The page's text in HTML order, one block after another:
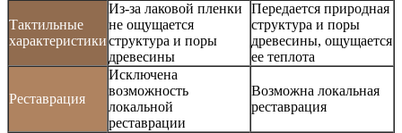
Тактильные
характеристики
Из-за лаковой пленки
не ощущается
структура и поры
древесины
Передается природная
структура и поры
древесины, ощущается
ее теплота
Реставрация
Исключена
возможность
локальной
реставрации
Возможна локальная
реставрация